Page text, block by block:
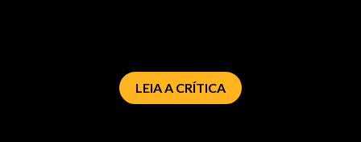
LEIA A CRÍTICA